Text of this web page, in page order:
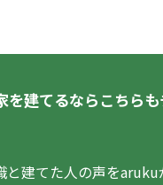
を建てるならこちら
と建てた人の声をaruku